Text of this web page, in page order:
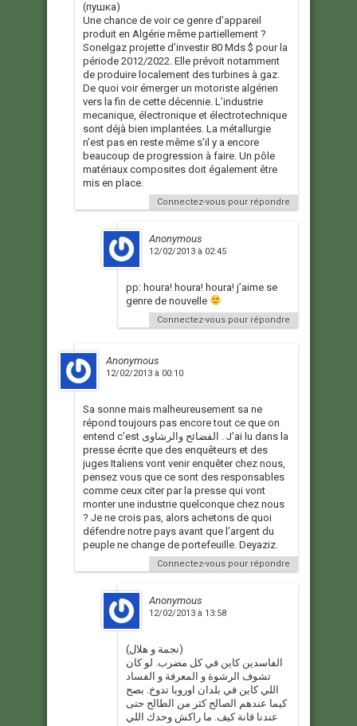
(пушка)
Une chance de voir ce genre d’appareil
produit en Algérie même partiellement ?
Sonelgaz projette d’investir 80 Mds $ pour la
période 2012/2022. Elle prévoit notamment
de produire localement des turbines à gaz.
De quoi voir émerger un motoriste algérien
vers la fin de cette décennie. L’industrie
mecanique, électronique et électrotechnique
sont déjà bien implantées. La métallurgie
n’est pas en reste même s’il y a encore
beaucoup de progression à faire. Un pôle
matériaux composites doit également être
mis en place.
Connectez-vous pour répondre
Anonymous
12/02/2013 à 02:45
pp: houra! houra! houra! j’aime se
genre de nouvelle
Connectez-vous pour répondre
Anonymous
12/02/2013 à 00:10
Sa sonne mais malheureusement sa ne
répond toujours pas encore tout ce que on
entend c’est الفضائح والرشاوى . J’ai lu dans la
presse écrite que des enquêteurs et des
juges Italiens vont venir enquêter chez nous,
pensez vous que ce sont des responsables
comme ceux citer par la presse qui vont
monter une industrie quelconque chez nous
? Je ne crois pas, alors achetons de quoi
défendre notre pays avant que l’argent du
peuple ne change de portefeuille. Deyaziz.
Connectez-vous pour répondre
Anonymous
12/02/2013 à 13:58
(نجمة و هلال)
الفاسدين كاين في كل مضرب. لو كان
تشوف الرشوة و المعرفة و الفساد
اللي كاين في بلدان اوروبا تدوخ. بصح
كيما عندهم الصالح كثر من الطالح حتى
عندنا قانة كيف. ما راكش وحدك اللي